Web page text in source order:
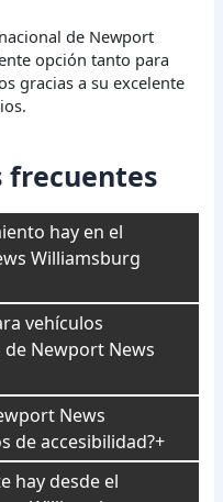
de Newport
opción tanto para
gracias a su excelente
frecuentes
hay en el
Williamsburg
vehículos
Newport News
News
de accesibilidad?
hay desde el